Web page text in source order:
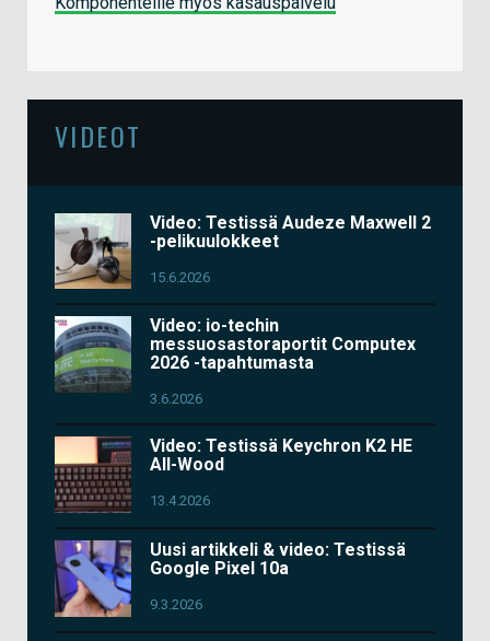
VIDEOT
Video: Testissä Audeze Maxwell 2
-pelikuulokkeet
15.6.2026
Video: io-techin
messuosastoraportit Computex
2026 -tapahtumasta
3.6.2026
Video: Testissä Keychron K2 HE
All-Wood
13.4.2026
Uusi artikkeli & video: Testissä
Google Pixel 10a
9.3.2026